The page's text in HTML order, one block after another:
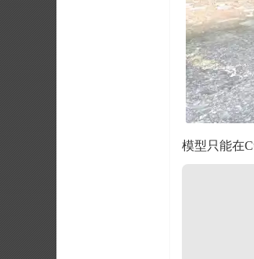
模型只能在